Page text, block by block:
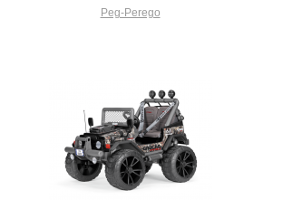
Peg-Perego